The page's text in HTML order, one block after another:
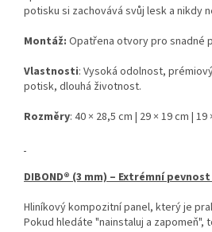
potisku si zachovává svůj lesk a nikdy
Montáž: Opatřena otvory pro snadné
Vlastnosti: Vysoká odolnost,
potisk, dlouhá životnost.
Rozměry: 40 × 28,5 cm | 29 × 19 cm | 19
DIBOND® (3 mm) – Extrémní
Hliníkový kompozitní panel, který je
Pokud hledáte "nainstaluj a zapomeň",